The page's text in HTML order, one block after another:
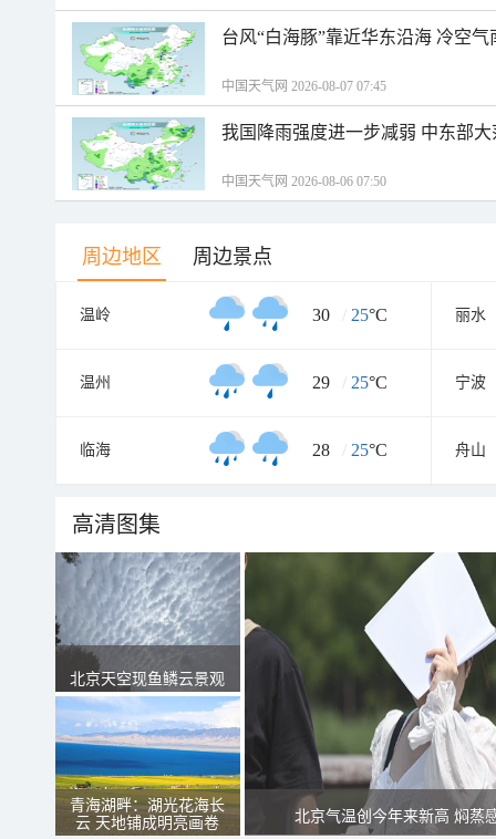
台风“白海豚”靠近华东沿海 冷空
中国天气网 2026-08-07 07:45
我国降雨强度进一步减弱 中东部
中国天气网 2026-08-06 07:50
周边地区 周边景点
温岭 30 / 25°C 丽水
温州 29 / 25°C 宁波
临海 28 / 25°C 舟山
高清图集
北京天空现鱼鳞云景观
青海湖畔：湖光花海长
云 天地铺成明亮画卷
北京气温创今年来新高 焖蒸